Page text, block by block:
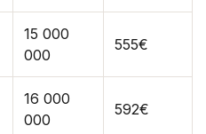
15 000
000
555€
16 000
000
592€